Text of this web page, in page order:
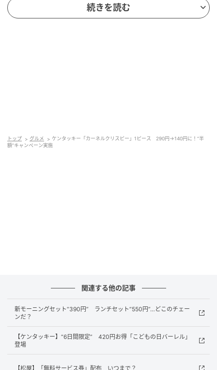
オトナンサー編集部 続きを読む
トップ グルメ
ケンタッキー「カーネルクリスピー」1ピース 290円→140円に！“半
額”キャンペーン実施
関連する他の記事
新モーニングセット“390円” ランチセット“550円”…どこのチェー
ンだ？
【ケンタッキー】“6日間限定” 420円お得「こどもの日バーレル」
登場
【松屋】「無料サービス券」配布 いつまで？